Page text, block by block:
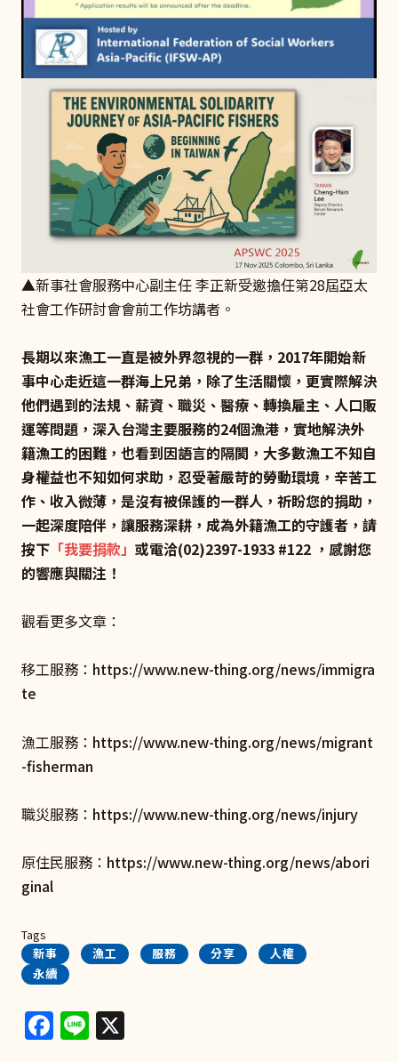
▲新事社會服務中心副主任 李正新受邀擔任第28屆亞太
社會工作研討會會前工作坊講者。
長期以來漁工一直是被外界忽視的一群，2017年開始新
事中心走近這一群海上兄弟，除了生活關懷，更實際解決
他們遇到的法規、薪資、職災、醫療、轉換雇主、人口販
運等問題，深入台灣主要服務的24個漁港，實地解決外
籍漁工的困難，也看到因語言的隔閡，大多數漁工不知自
身權益也不知如何求助，忍受著嚴苛的勞動環境，辛苦工
作、收入微薄，是沒有被保護的一群人，祈盼您的捐助，
一起深度陪伴，讓服務深耕，成為外籍漁工的守護者，請
按下 「我要捐款」 或電洽(02)2397-1933 #122 ，感謝您
的響應與關注！
觀看更多文章：
移工服務： https://www.new-thing.org/news/immigra
te
漁工服務： https://www.new-thing.org/news/migrant
-fisherman
職災服務： https://www.new-thing.org/news/injury
原住民服務： https://www.new-thing.org/news/abori
ginal
Tags
新事
漁工 服務 分享
人權
永續
Facebook
Line